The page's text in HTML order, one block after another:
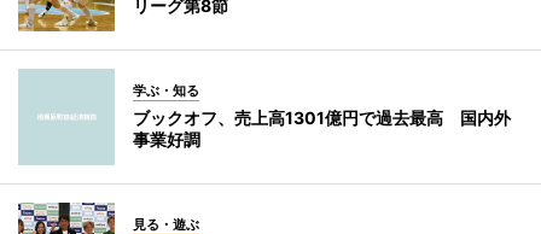
リーグ第8節
学ぶ・知る
ブックオフ、売上高1301億円で過去最高 国内外
事業好調
見る・遊ぶ